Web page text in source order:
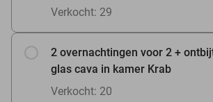
Verkocht: 29
2 overnachtingen voor 2 +
glas cava in kamer Krab
Verkocht: 20